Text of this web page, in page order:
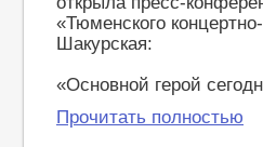
«Тюменского
Шакурская:
«Основной герой
Прочитать полностью